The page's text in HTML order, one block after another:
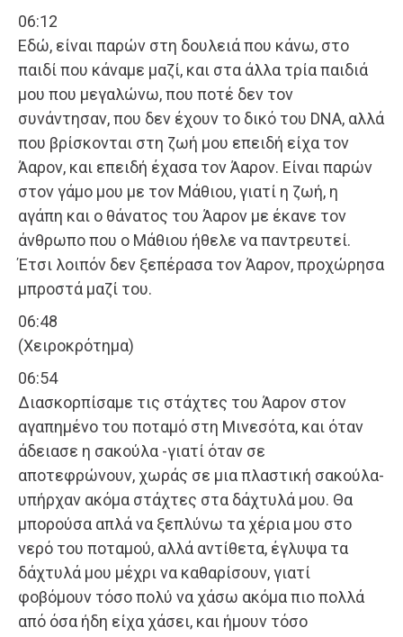
06:12
Εδώ, είναι παρών στη δουλειά που κάνω, στο
παιδί που κάναμε μαζί, και στα άλλα τρία παιδιά
μου που μεγαλώνω, που ποτέ δεν τον
συνάντησαν, που δεν έχουν το δικό του DNA, αλλά
που βρίσκονται στη ζωή μου επειδή είχα τον
Άαρον, και επειδή έχασα τον Άαρον. Είναι παρών
στον γάμο μου με τον Μάθιου, γιατί η ζωή, η
αγάπη και ο θάνατος του Άαρον με έκανε τον
άνθρωπο που ο Μάθιου ήθελε να παντρευτεί.
Έτσι λοιπόν δεν ξεπέρασα τον Άαρον, προχώρησα
μπροστά μαζί του.
06:48
(Χειροκρότημα)
06:54
Διασκορπίσαμε τις στάχτες του Άαρον στον
αγαπημένο του ποταμό στη Μινεσότα, και όταν
άδειασε η σακούλα -γιατί όταν σε
αποτεφρώνουν, χωράς σε μια πλαστική σακούλα-
υπήρχαν ακόμα στάχτες στα δάχτυλά μου. Θα
μπορούσα απλά να ξεπλύνω τα χέρια μου στο
νερό του ποταμού, αλλά αντίθετα, έγλυψα τα
δάχτυλά μου μέχρι να καθαρίσουν, γιατί
φοβόμουν τόσο πολύ να χάσω ακόμα πιο πολλά
από όσα ήδη είχα χάσει, και ήμουν τόσο